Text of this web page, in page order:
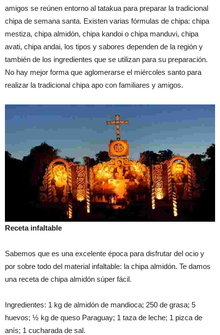
amigos se reúnen entorno al tatakua para preparar la tradicional
chipa de semana santa. Existen varias fórmulas de chipa: chipa
mestiza, chipa almidón, chipa kandoi o chipa manduvi, chipa
avati, chipa andai, los tipos y sabores dependen de la región y
también de los ingredientes que se utilizan para su preparación.
No hay mejor forma que aglomerarse el miércoles santo para
realizar la tradicional chipa apo con familiares y amigos.
Receta infaltable
Sabemos que es una excelente época para disfrutar del ocio y
por sobre todo del material infaltable: la chipa almidón. Te damos
una receta de chipa almidón súper fácil.
Ingredientes: 1 kg de almidón de mandioca; 250 de grasa; 5
huevos; ½ kg de queso Paraguay; 1 taza de leche; 1 pizca de
anís; 1 cucharada de sal.